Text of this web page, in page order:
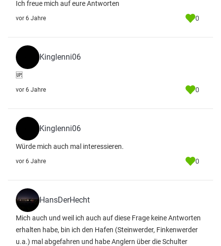
Ich freue mich auf eure Antworten
vor 6 Jahre 0
Kinglenni06
🆙️
vor 6 Jahre 0
Kinglenni06
Würde mich auch mal interessieren.
vor 6 Jahre 0
HansDerHecht
Mich auch und weil ich auch auf diese Frage keine Antworten
erhalten habe, bin ich den Hafen (Steinwerder, Finkenwerder
u.a.) mal abgefahren und habe Anglern über die Schulter